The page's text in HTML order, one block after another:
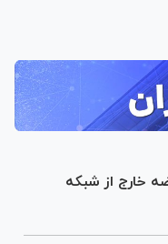
خارج از شبکه